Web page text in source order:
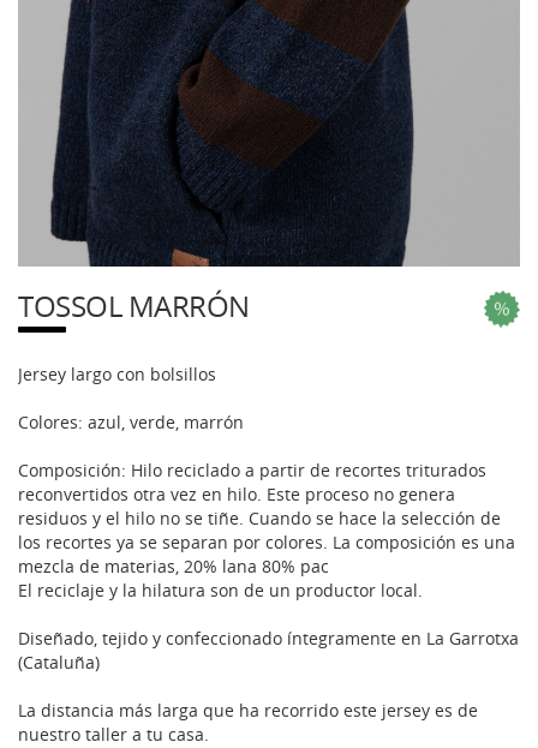
TOSSOL MARRÓN
Jersey largo con bolsillos
Colores: azul, verde, marrón
Composición: Hilo reciclado a partir de recortes triturados
reconvertidos otra vez en hilo. Este proceso no genera
residuos y el hilo no se tiñe. Cuando se hace la selección de
los recortes ya se separan por colores. La composición es una
mezcla de materias, 20% lana 80% pac
El reciclaje y la hilatura son de un productor local.
Diseñado, tejido y confeccionado íntegramente en La Garrotxa
(Cataluña)
La distancia más larga que ha recorrido este jersey es de
nuestro taller a tu casa.